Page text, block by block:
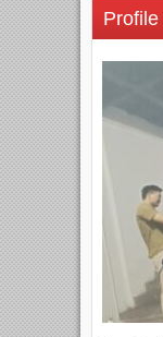
Profile